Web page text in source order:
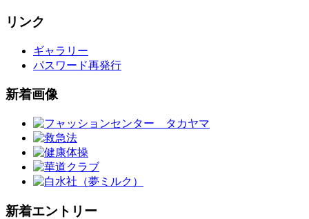
リンク
ギャラリー
パスワード再発行
新着画像
新着エントリー